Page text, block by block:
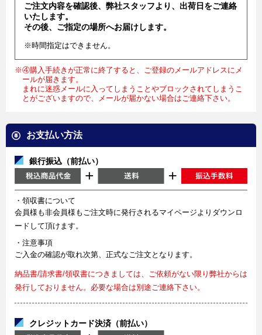
ご注文内容を確認後、弊社スタッフより、出荷日をご連絡
いたします。
その後、ご指定の場所へお届けします。
※時間指定はできません。
※④購入手続きが正常に終了すると、ご登録のメールアドレスにメ
ールが届きます。
まれに迷惑メールに入ってしまうことやブロックされてしまうこ
とがございますので、メールが届かない場合はご連絡下さい。
お支払い方法
銀行振込（前払い）
・領収書について
会員様も非会員様もご注文時に発行されるマイページよりダウンロ
ードして頂けます。
・注意事項
ご入金の確認が取れ次第、正式なご注文となります。
納品書/請求書/領収書につきましては、ご依頼がない限り弊社からは
発行しておりません。必要な場合は別途ご連絡下さい。
クレジットカード決済（前払い）